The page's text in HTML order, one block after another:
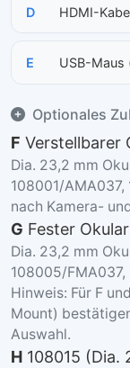
D HDMI-
E USB-Maus
Optionales
F Verstellbarer
Dia. 23,2 mm
108001/
nach Kamera-
G Fester
Dia. 23,2 mm
108005/
Hinweis: Für F
Mount)
Auswahl.
H 108015